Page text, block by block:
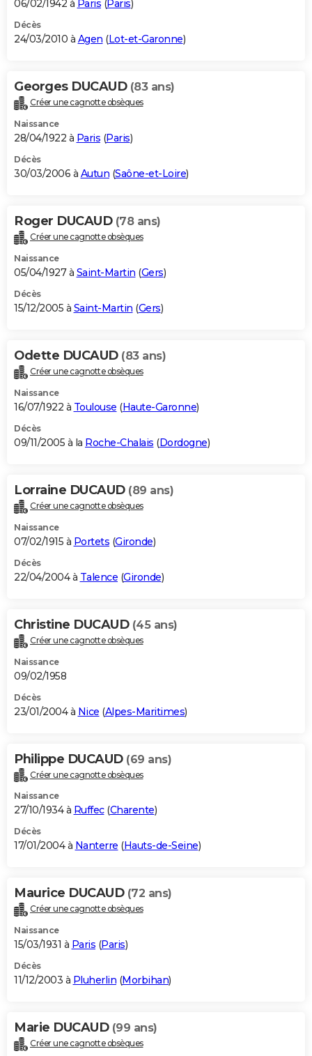
06/02/1942 à Paris (Paris)
Décès
24/03/2010 à Agen (Lot-et-Garonne)
Georges DUCAUD (83 ans)
Créer une cagnotte obsèques
Naissance
28/04/1922 à Paris (Paris)
Décès
30/03/2006 à Autun (Saône-et-Loire)
Roger DUCAUD (78 ans)
Créer une cagnotte obsèques
Naissance
05/04/1927 à Saint-Martin (Gers)
Décès
15/12/2005 à Saint-Martin (Gers)
Odette DUCAUD (83 ans)
Créer une cagnotte obsèques
Naissance
16/07/1922 à Toulouse (Haute-Garonne)
Décès
09/11/2005 à la Roche-Chalais (Dordogne)
Lorraine DUCAUD (89 ans)
Créer une cagnotte obsèques
Naissance
07/02/1915 à Portets (Gironde)
Décès
22/04/2004 à Talence (Gironde)
Christine DUCAUD (45 ans)
Créer une cagnotte obsèques
Naissance
09/02/1958
Décès
23/01/2004 à Nice (Alpes-Maritimes)
Philippe DUCAUD (69 ans)
Créer une cagnotte obsèques
Naissance
27/10/1934 à Ruffec(Charente)
Décès
17/01/2004 à Nanterre (Hauts-de-Seine)
Maurice DUCAUD (72 ans)
Créer une cagnotte obsèques
Naissance
15/03/1931 à Paris (Paris)
Décès
11/12/2003 à Pluherlin (Morbihan)
Marie DUCAUD (99 ans)
Créer une cagnotte obsèques